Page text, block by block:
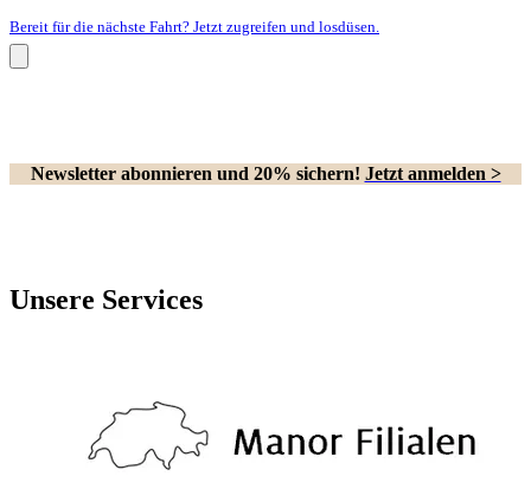
Bereit für die nächste Fahrt? Jetzt zugreifen und losdüsen.
Newsletter abonnieren und 20% sichern! Jetzt anmelden >
Unsere Services